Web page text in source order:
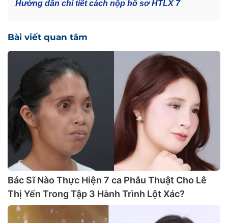
Hướng dẫn chi tiết cách nộp hồ sơ HTLX 7
Bài viết quan tâm
Bác Sĩ Nào Thực Hiện 7 ca Phẫu Thuật Cho Lê
Thị Yến Trong Tập 3 Hành Trình Lột Xác?